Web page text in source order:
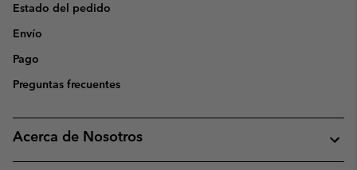
Estado del pedido
Envío
Pago
Preguntas frecuentes
Acerca de Nosotros